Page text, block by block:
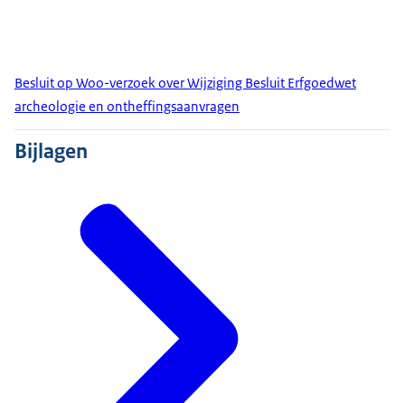
Besluit op Woo-verzoek over Wijziging Besluit Erfgoedwet
archeologie en ontheffingsaanvragen
Bijlagen